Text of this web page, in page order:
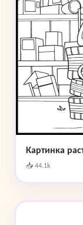
Картинка
📥 44.1k